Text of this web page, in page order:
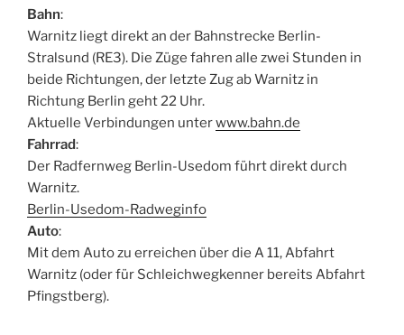
Bahn:
Warnitz liegt direkt an der Bahnstrecke Berlin-
Stralsund (RE3). Die Züge fahren alle zwei Stunden in
beide Richtungen, der letzte Zug ab Warnitz in
Richtung Berlin geht 22 Uhr.
Aktuelle Verbindungen unterwww.bahn.de
Fahrrad:
Der Radfernweg Berlin-Usedom führt direkt durch
Warnitz.
Berlin-Usedom-Radweginfo
Auto:
Mit dem Auto zu erreichen über die A 11, Abfahrt
Warnitz (oder für Schleichwegkenner bereits Abfahrt
Pfingstberg).